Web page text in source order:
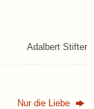
Adalbert Stifter
Nur die Liebe